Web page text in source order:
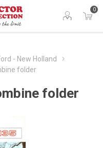
0
- New Holland
folder
folder